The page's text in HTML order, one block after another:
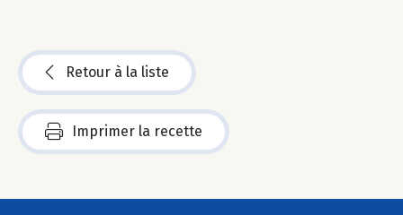
Retour à la liste
Imprimer la recette